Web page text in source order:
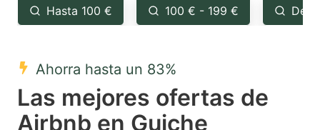
the
question
key
to
get
the
question
to
get
Hasta 100 € 100 € - 199 €
Ahorra hasta un 83%
Las mejores ofertas de
Airbnb en Guiche